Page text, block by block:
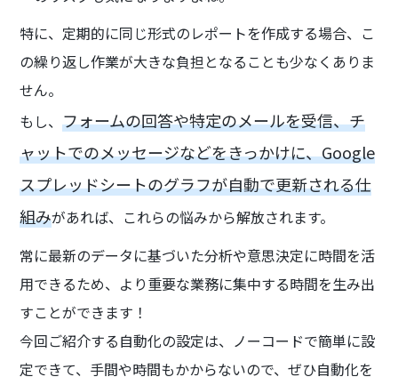
特に、定期的に同じ形式のレポートを作成する場合、こ
の繰り返し作業が大きな負担となることも少なくありま
せん。
もし、フォームの回答や特定のメールを受信、チ
ャットでのメッセージなどをきっかけに、Google
スプレッドシートのグラフが自動で更新される仕
組みがあれば、これらの悩みから解放されます。
常に最新のデータに基づいた分析や意思決定に時間を活
用できるため、より重要な業務に集中する時間を生み出
すことができます！
今回ご紹介する自動化の設定は、ノーコードで簡単に設
定できて、手間や時間もかからないので、ぜひ自動化を